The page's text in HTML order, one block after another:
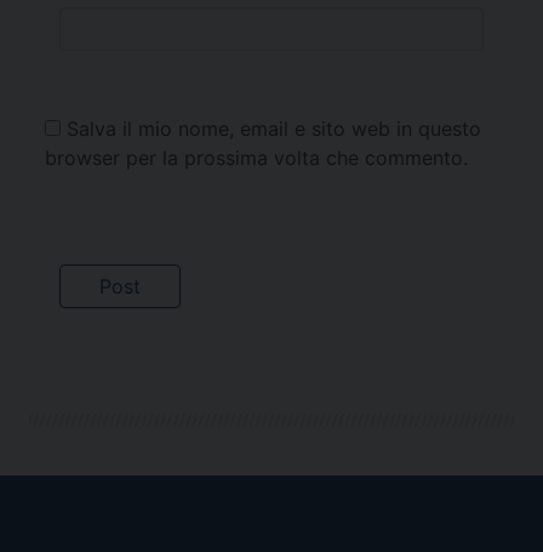
Salva il mio nome, email e sito web in questo
browser per la prossima volta che commento.